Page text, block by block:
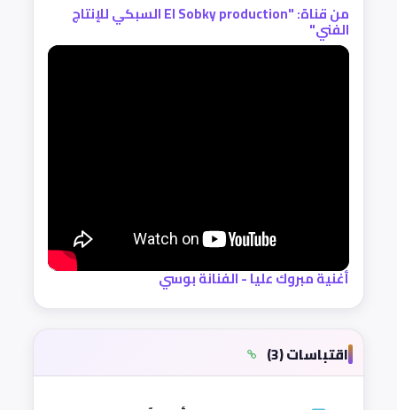
من قناة: "El Sobky production السبكي للإنتاج
الفني"
أغنية مبروك عليا - الفنانة بوسي
اقتباسات (3)